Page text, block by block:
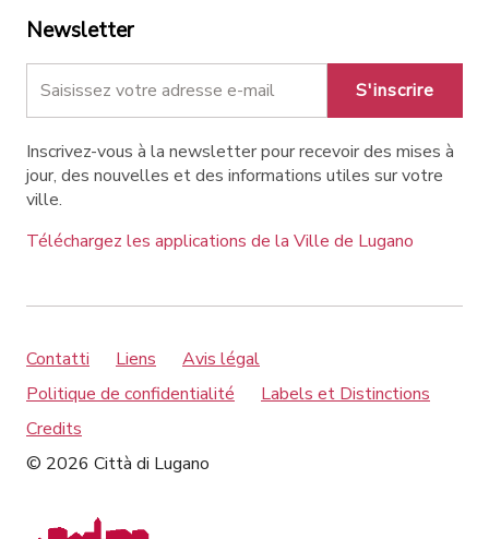
Newsletter
S'inscrire
Inscrivez-vous à la newsletter pour recevoir des mises à
jour, des nouvelles et des informations utiles sur votre
ville.
Téléchargez les applications de la Ville de Lugano
Contatti Liens
Avis légal
Politique de confidentialité
Labels et Distinctions
Credits
© 2026 Città di Lugano